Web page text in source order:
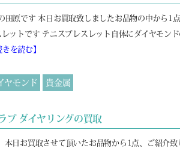
田原です 本日お買取致しましたお品物の中から1
ットです テニスブレスレット自体にダイヤモン
を読む】
ヤモンド 貴金属
ブ ダイヤリングの買取
本日お買取させて頂いたお品物から1点、ご紹介致